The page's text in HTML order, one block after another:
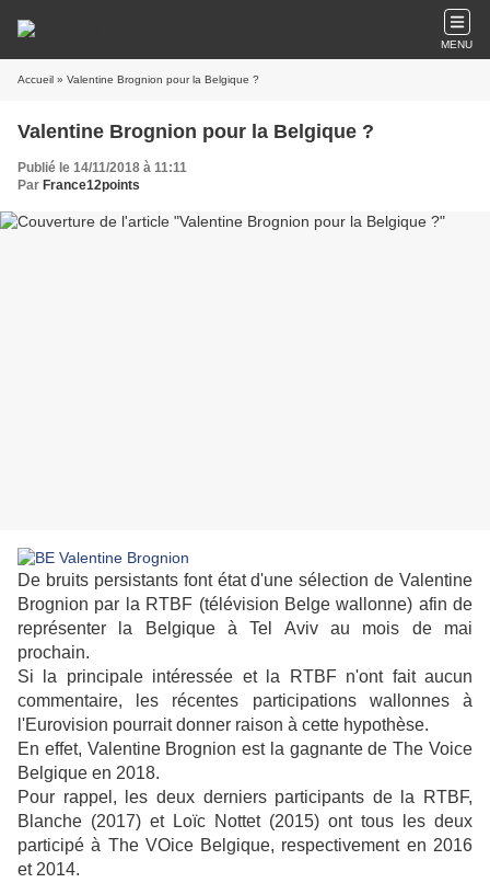
MENU
Accueil » Valentine Brognion pour la Belgique ?
Valentine Brognion pour la Belgique ?
Publié le 14/11/2018 à 11:11
Par France12points
De bruits persistants font état d'une sélection de Valentine
Brognion par la RTBF (télévision Belge wallonne) afin de
représenter la Belgique à Tel Aviv au mois de mai
prochain.
Si la principale intéressée et la RTBF n'ont fait aucun
commentaire, les récentes participations wallonnes à
l'Eurovision pourrait donner raison à cette hypothèse.
En effet, Valentine Brognion est la gagnante de The Voice
Belgique en 2018.
Pour rappel, les deux derniers participants de la RTBF,
Blanche (2017) et Loïc Nottet (2015) ont tous les deux
participé à The VOice Belgique, respectivement en 2016
et 2014.